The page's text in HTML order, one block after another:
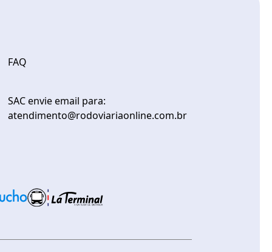
FAQ
SAC envie email para:
atendimento@rodoviariaonline.com.br